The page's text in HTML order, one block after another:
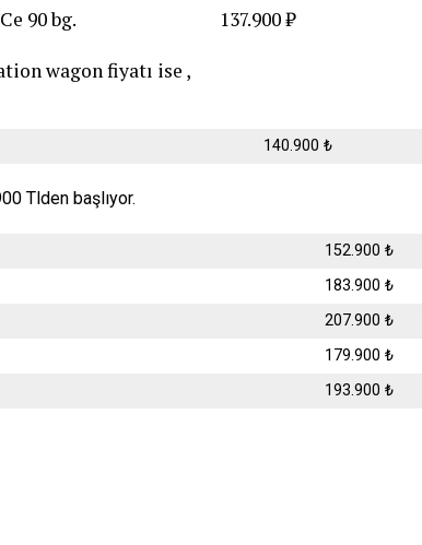
TCe 90 bg. 137.900 ₺
wagon fiyatı ise ,
140.900 ₺
Tlden başlıyor.
152.900 ₺
183.900 ₺
207.900 ₺
179.900 ₺
193.900 ₺